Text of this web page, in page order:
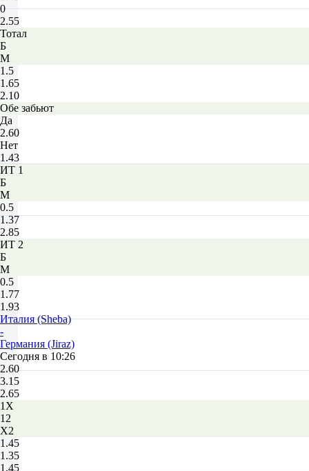
0
2.55
Тотал
Б
М
1.5
1.65
2.10
Обе забьют
Да
2.60
Нет
1.43
ИТ 1
Б
М
0.5
1.37
2.85
ИТ 2
Б
М
0.5
1.77
1.93
Италия (Sheba)
-
Германия (Jiraz)
Сегодня в 10:26
2.60
3.15
2.65
1X
12
X2
1.45
1.35
1.45